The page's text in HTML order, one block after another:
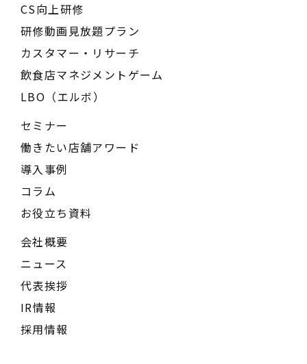
CS向上研修
研修動画見放題プラン
カスタマー・リサーチ
飲食店マネジメントゲーム
LBO（エルボ）
セミナー
働きたい店舗アワード
導入事例
コラム
お役立ち資料
会社概要
ニュース
代表挨拶
IR情報
採用情報